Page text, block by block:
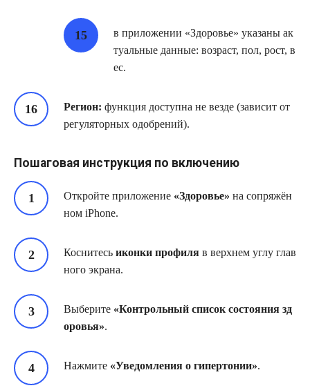
в приложении «Здоровье» указаны ак
туальные данные: возраст, пол, рост, в
ес.
Регион: функция доступна не везде (зависит от
регуляторных одобрений).
Пошаговая инструкция по включению
Откройте приложение «Здоровье» на сопряжён
ном iPhone.
Коснитесь иконки профиля в верхнем углу глав
ного экрана.
Выберите «Контрольный список состояния зд
оровья».
Нажмите «Уведомления о гипертонии».